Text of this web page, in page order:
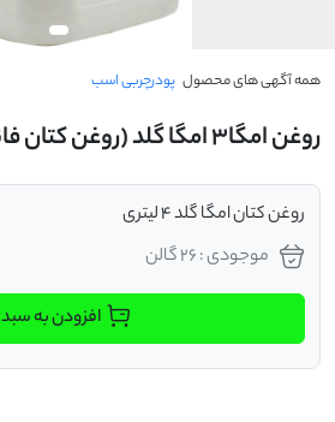
همه آگهی های محصول پودرچربی اسب
روغن امگا3 امگا گلد (روغن کتان فانتوم)
روغن کتان امگا گلد 4 لیتری
موجودی : 26 گالن
افزودن به سبد